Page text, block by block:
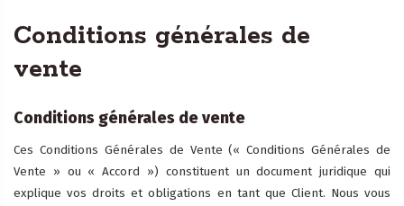
Conditions générales de
vente
Conditions générales de vente
Ces Conditions Générales de Vente (« Conditions Générales de
Vente » ou « Accord ») constituent un document juridique qui
explique vos droits et obligations en tant que Client. Nous vous